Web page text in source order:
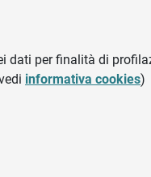
dati per finalità di
informativa cookies)